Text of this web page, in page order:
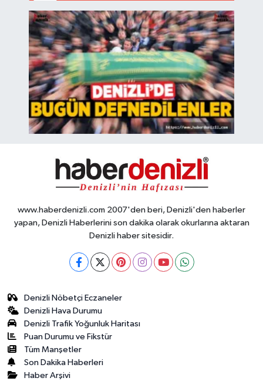
www.haberdenizli.com 2007'den beri, Denizli'den haberler
yapan, Denizli Haberlerini son dakika olarak okurlarına aktaran
Denizli haber sitesidir.
Denizli Nöbetçi Eczaneler
Denizli Hava Durumu
Denizli Trafik Yoğunluk Haritası
Puan Durumu ve Fikstür
Tüm Manşetler
Son Dakika Haberleri
Haber Arşivi